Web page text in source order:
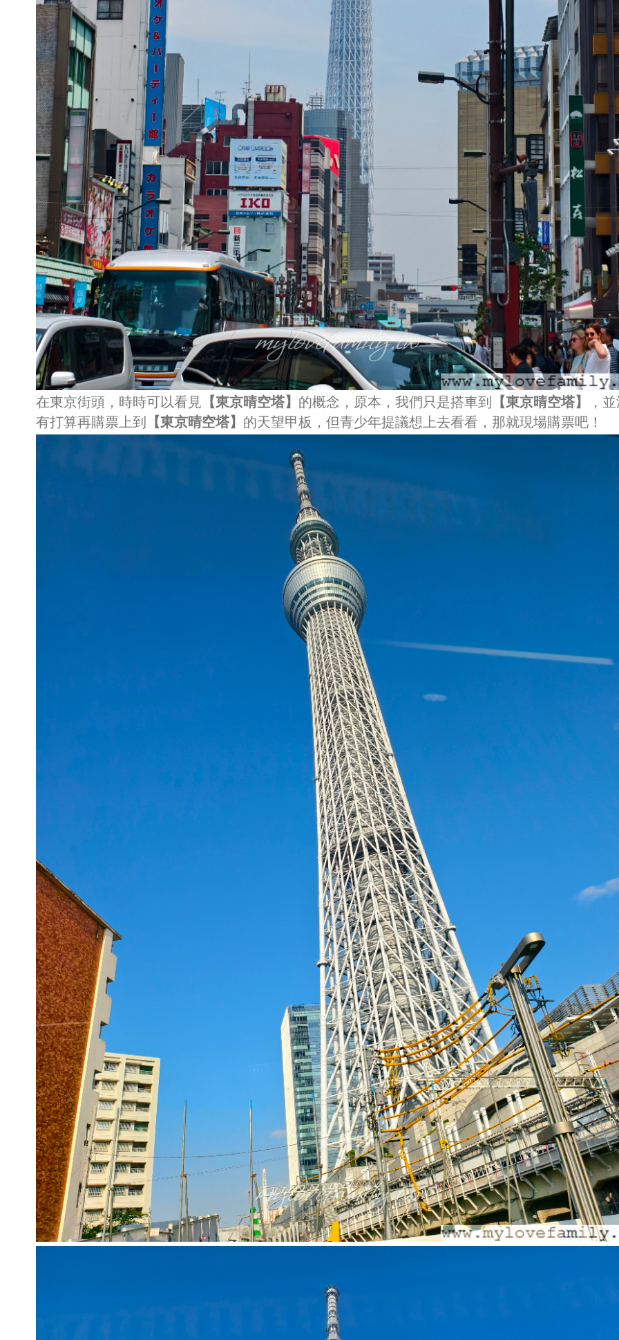
在東京街頭，時時可以看見 【東京晴空塔】 的概念，原本，我們只是搭車到 【東京晴空塔】
，
有打算再購票上到
【東京晴空塔】 的天望甲板，但青少年提議想上去看看，那就現場購票吧！